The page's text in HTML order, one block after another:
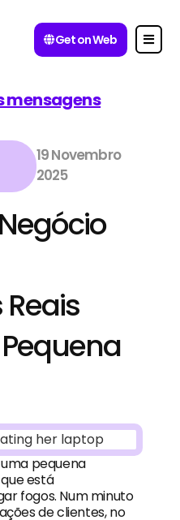
Get on Web
mensagens
19 Novembro
2025
pequena
está
fogos. Num minuto
de clientes, no